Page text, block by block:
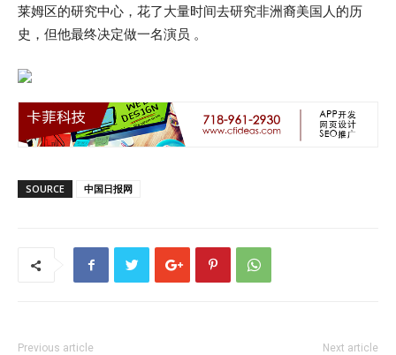
莱姆区的研究中心，花了大量时间去研究非洲裔美国人的历
史，但他最终决定做一名演员 。
SOURCE 中国日报网
Previous article Next article